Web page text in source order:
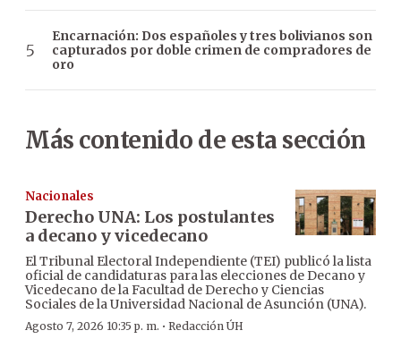
Encarnación: Dos españoles y tres bolivianos son
capturados por doble crimen de compradores de
oro
Más contenido de esta sección
Nacionales
Derecho UNA: Los postulantes
a decano y vicedecano
El Tribunal Electoral Independiente (TEI) publicó la lista
oficial de candidaturas para las elecciones de Decano y
Vicedecano de la Facultad de Derecho y Ciencias
Sociales de la Universidad Nacional de Asunción (UNA).
Agosto 7, 2026 10:35 p. m. · Redacción ÚH